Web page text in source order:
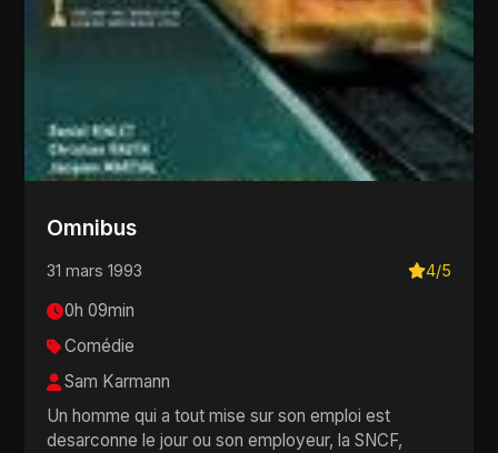
Omnibus
31 mars 1993 4/5
0h 09min
Comédie
Sam Karmann
Un homme qui a tout mise sur son emploi est
desarconne le jour ou son employeur, la SNCF,